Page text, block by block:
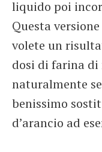
liquido poi
Questa
volete un
dosi di farina di
naturalmente
benissimo
d’arancio ad